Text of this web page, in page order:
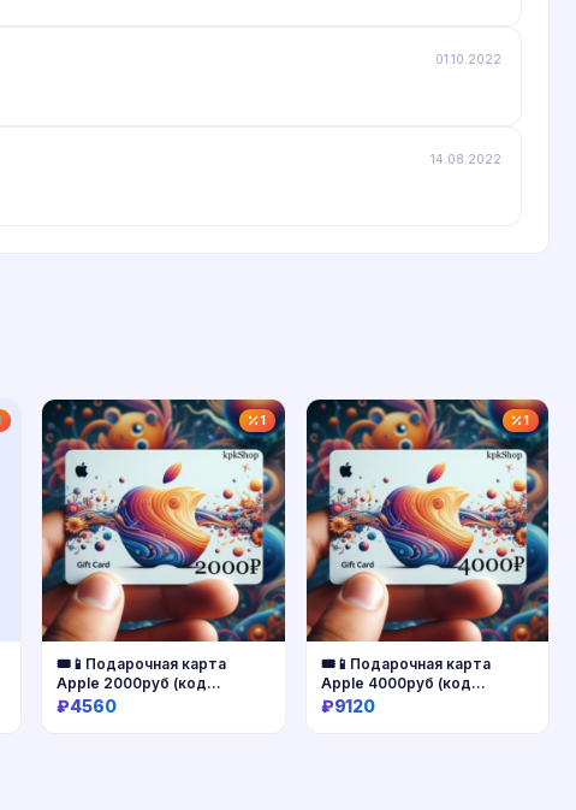
01.10.2022
14.08.2022
1
🎟📱Подарочная карта
Apple 2000руб (код
AppStore 2000)
₽4560
1
🎟📱Подарочная карта
Apple 4000руб (код
AppStore 4000)
₽9120